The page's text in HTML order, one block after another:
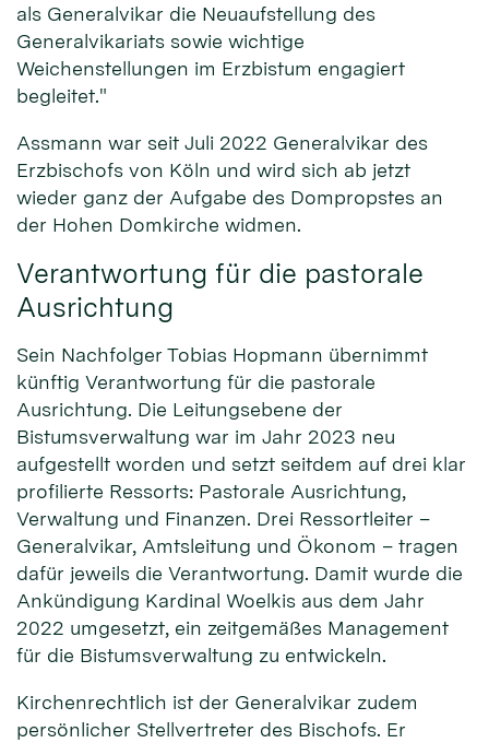
als Generalvikar die Neuaufstellung des
Generalvikariats sowie wichtige
Weichenstellungen im Erzbistum engagiert
begleitet."
Assmann war seit Juli 2022 Generalvikar des
Erzbischofs von Köln und wird sich ab jetzt
wieder ganz der Aufgabe des Dompropstes an
der Hohen Domkirche widmen.
Verantwortung für die pastorale
Ausrichtung
Sein Nachfolger Tobias Hopmann übernimmt
künftig Verantwortung für die pastorale
Ausrichtung. Die Leitungsebene der
Bistumsverwaltung war im Jahr 2023 neu
aufgestellt worden und setzt seitdem auf drei klar
profilierte Ressorts: Pastorale Ausrichtung,
Verwaltung und Finanzen. Drei Ressortleiter –
Generalvikar, Amtsleitung und Ökonom – tragen
dafür jeweils die Verantwortung. Damit wurde die
Ankündigung Kardinal Woelkis aus dem Jahr
2022 umgesetzt, ein zeitgemäßes Management
für die Bistumsverwaltung zu entwickeln.
Kirchenrechtlich ist der Generalvikar zudem
persönlicher Stellvertreter des Bischofs. Er